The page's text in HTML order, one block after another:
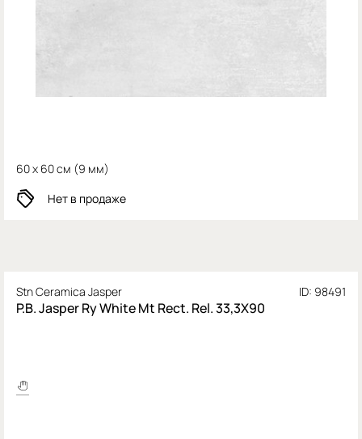
60 x 60 см (9 мм)
Нет в продаже
Stn Ceramica Jasper ID: 98491
P.B. Jasper Ry White Mt Rect. Rel. 33,3X90